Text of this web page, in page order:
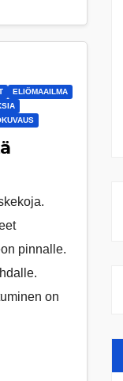
ELIÖMAAILMA
pinnalle.
on